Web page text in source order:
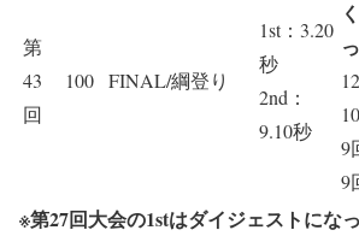
第
43
回
100 FINAL/綱登り
1st：3.20
秒
2nd：
9.10秒
9
9
※第27回大会の1stはダイジェストにな